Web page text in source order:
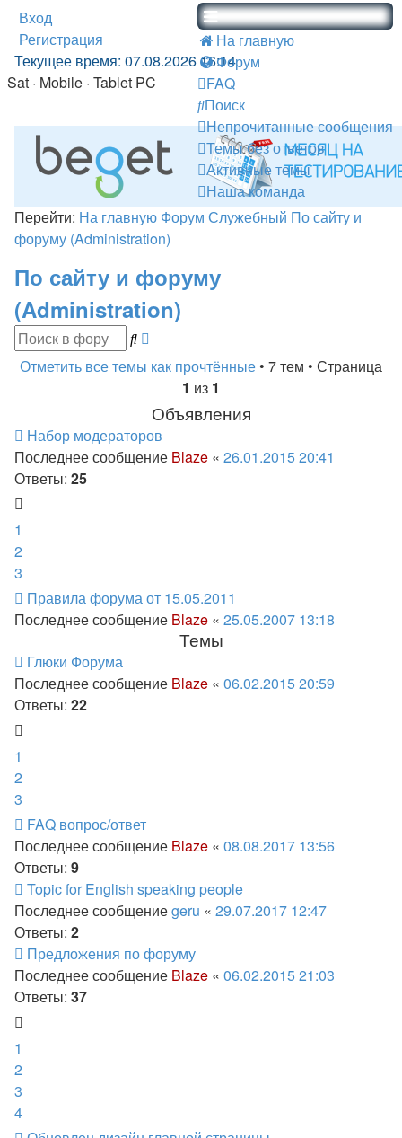
На главную
Форум
FAQ
Поиск
Непрочитанные сообщения
Темы без ответов
Активные темы
Наша команда
Вход
Регистрация
Текущее время: 07.08.2026 16:14
Sat · Mobile · Tablet PC
Перейти: На главную Форум Служебный По сайту и
форуму (Administration)
По сайту и форуму
(Administration)
Поиск
Отметить все темы как прочтённые • 7 тем • Страница
1 из 1
Объявления
Набор модераторов
Последнее сообщение Blaze « 26.01.2015 20:41
Ответы: 25
1
2
3
Правила форума от 15.05.2011
Последнее сообщение Blaze « 25.05.2007 13:18
Темы
Глюки Форума
Последнее сообщение Blaze « 06.02.2015 20:59
Ответы: 22
1
2
3
FAQ вопрос/ответ
Последнее сообщение Blaze « 08.08.2017 13:56
Ответы: 9
Topic for English speaking people
Последнее сообщениеgeru « 29.07.2017 12:47
Ответы: 2
Предложения по форуму
Последнее сообщение Blaze « 06.02.2015 21:03
Ответы: 37
1
2
3
4